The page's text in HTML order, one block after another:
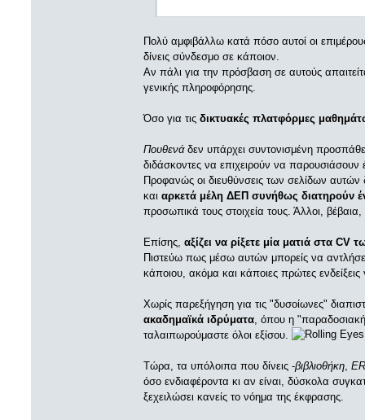
Πολύ αμφιβάλλω κατά πόσο αυτοί οι
δίνεις σύνδεσμο σε κάποιον.
Αν πάλι για την πρόσβαση σε αυτούς
γενικής πληροφόρησης.
Όσο για τις δικτυακές πλατφόρμες
Πουθενάδεν υπάρχει συντονισμένη
διδάσκοντες να επιχειρούν να παρουσιάσουν
Προφανώς οι διευθύνσεις των σελίδων
και αρκετά μέλη ΔΕΠ συνήθως διατηρούν
προσωπικά τους στοιχεία τους. Άλλοι, βέβαια,
Επίσης, αξίζει να ρίξετε μία ματιά στα CV
Πιστεύω πως μέσω αυτών μπορείς να
κάποιου, ακόμα και κάποιες πρώτες
Χωρίς παρεξήγηση για τις "δυσοίωνες"
ακαδημαϊκά ιδρύματα , όπου η
ταλαιπωρούμαστε όλοι εξίσου.
Τώρα, τα υπόλοιπα που δίνεις -βιβλιοθήκη
όσο ενδιαφέροντα κι αν είναι, δύσκολα
ξεχειλώσει κανείς το νόημα της έκφρασης.